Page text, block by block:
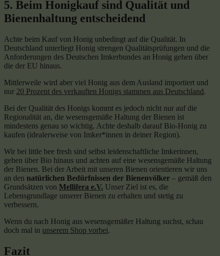
5. Beim Honigkauf sind Qualität und
Bienenhaltung entscheidend
Achte beim Kauf von Honig unbedingt auf die Qualität. In
Deutschland unterliegt Honig strengen Qualitätsprüfungen und die
Anforderungen des Deutschen Imkerbundes an Honig gehen über
die der EU hinaus.
Mittlerweile wird aber viel Honig aus dem Ausland importiert und
nur 20 Prozent des verkauften Honigs stammen aus Deutschland.
Bei der Qualität des Honigs kommt es jedoch nicht nur auf die
Regionalität an, die wesensgemäße Haltung der Bienen ist
mindestens genau so wichtig. Achte deshalb darauf Bio-Honig zu
kaufen (idealerweise von Imker*innen in deiner Region).
Wir bei little bee fresh sind selbst leidenschaftliche Imkerinnen,
gehen über Bio hinaus und achten auf eine wesensgemäße Haltung
der Bienen. Bei der Arbeit mit unseren Bienen orientieren wir uns
an den natürlichen Bedürfnissen der Bienenvölker – gemäß den
Grundsätzen von Mellifera e.V. Unser Ziel ist es, die
Lebensgrundlage unserer Bienen zu erhalten und stetig zu
verbessern.
Wenn du nach Honig aus wesensgemäßer Haltung suchst, schau
doch mal in unserem Shop vorbei.
Fazit